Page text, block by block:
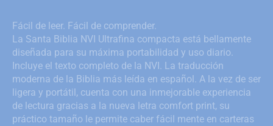
Fácil de leer. Fácil de comprender.
La Santa Biblia NVI Ultrafina compacta está bellamente
diseñada para su máxima portabilidad y uso diario.
Incluye el texto completo de la NVI. La traducción
moderna de la Biblia más leída en español. A la vez de ser
ligera y portátil, cuenta con una inmejorable experiencia
de lectura gracias a la nueva letra comfort print, su
práctico tamaño le permite caber fácil mente en carteras